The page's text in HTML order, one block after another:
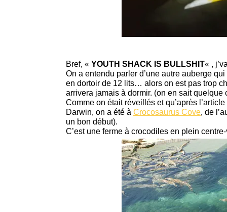
Bref, « YOUTH SHACK IS BULLSHIT« ,
On a entendu parler d’une autre auberge
en dortoir de 12 lits… alors on est pas trop
arrivera jamais à dormir. (on en sait
Comme on était réveillés et qu’après
Darwin, on a été à Crocosaurus Cove, de
un bon début).
C’est une ferme à crocodiles en plein